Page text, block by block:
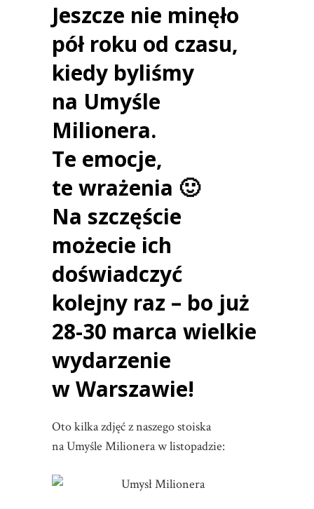
Jeszcze nie minęło
pół roku od czasu,
kiedy byliśmy
na Umyśle
Milionera.
Te emocje,
te wrażenia 🙂
Na szczęście
możecie ich
doświadczyć
kolejny raz – bo już
28-30 marca wielkie
wydarzenie
w Warszawie!
Oto kilka zdjęć z naszego stoiska
na Umyśle Milionera w listopadzie: